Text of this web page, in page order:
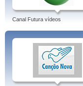
Canal Futura vídeos